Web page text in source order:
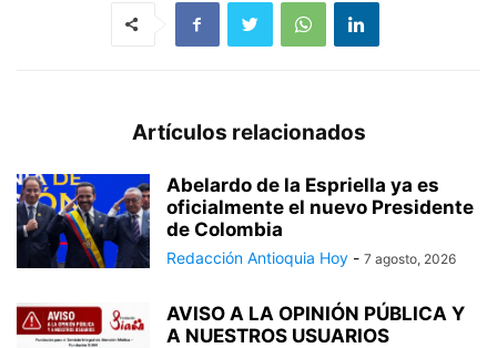
Artículos relacionados
Abelardo de la Espriella ya es
oficialmente el nuevo Presidente
de Colombia
Redacción Antioquia Hoy - 7 agosto, 2026
AVISO A LA OPINIÓN PÚBLICA Y
A NUESTROS USUARIOS